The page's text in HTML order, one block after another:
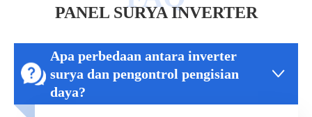
PANEL SURYA INVERTER
Apa perbedaan antara inverter
surya dan pengontrol pengisian
daya?
